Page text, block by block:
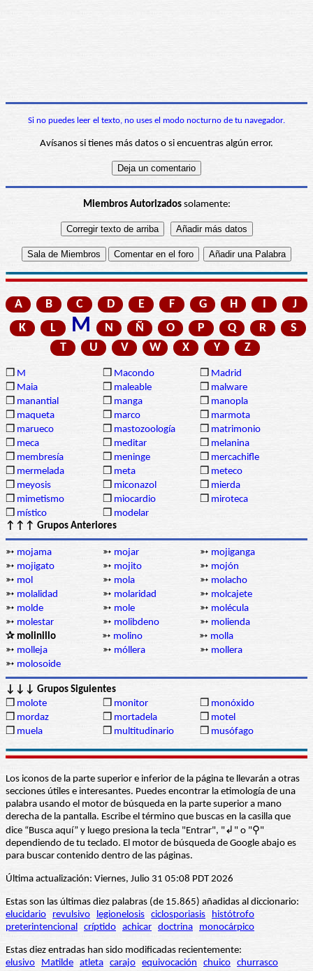
Si no puedes leer el texto, no uses el modo nocturno de tu navegador.
Avísanos si tienes más datos o si encuentras algún error.
Miembros Autorizadossolamente:
A B C D E F G H I
J
K
L M N Ñ O P Q R
S
T
U V W X Y Z
❒ M ❒ Macondo ❒ Madrid
❒ Maia ❒ maleable ❒ malware
❒ manantial ❒ manga ❒ manopla
❒ maqueta ❒ marco ❒ marmota
❒ marueco ❒ mastozoología ❒ matrimonio
❒ meca ❒ meditar ❒ melanina
❒ membresía ❒ meninge ❒ mercachifle
❒ mermelada ❒ meta ❒ meteco
❒ meyosis ❒ miconazol ❒ mierda
❒ mimetismo ❒ miocardio ❒ miroteca
❒ místico ❒ modelar
↑↑↑ Grupos Anteriores
➳ mojama ➳ mojar ➳ mojiganga
➳ mojigato ➳ mojito ➳ mojón
➳ mol ➳ mola ➳ molacho
➳ molalidad ➳ molaridad ➳ molcajete
➳ molde ➳ mole ➳ molécula
➳ molestar ➳ molibdeno ➳ molienda
✰ molinillo
➳ molino ➳ molla
➳ molleja ➳ móllera ➳ mollera
➳ molosoide
↓↓↓ Grupos Siguientes
❒ molote ❒ monitor ❒ monóxido
❒ mordaz ❒ mortadela ❒ motel
❒ muela ❒ multitudinario ❒ musófago
Los iconos de la parte superior e inferior de la página te llevarán a otras
secciones útiles e interesantes. Puedes encontrar la etimología de una
palabra usando el motor de búsqueda en la parte superior a mano
derecha de la pantalla. Escribe el término que buscas en la casilla que
dice “Busca aquí” y luego presiona la tecla "Entrar", "↲" o "⚲"
dependiendo de tu teclado. El motor de búsqueda de Google abajo es
para buscar contenido dentro de las páginas.
Última actualización: Viernes, Julio 31 05:08 PDT 2026
Estas son las últimas diez palabras (de 15.865) añadidas al diccionario:
elucidario
revulsivo legionelosis ciclosporiasis
histótrofo
preterintencional críptido achicar doctrina monocárpico
Estas diez entradas han sido modificadas recientemente:
elusivo
Matilde atleta carajo equivocación chuico churrasco